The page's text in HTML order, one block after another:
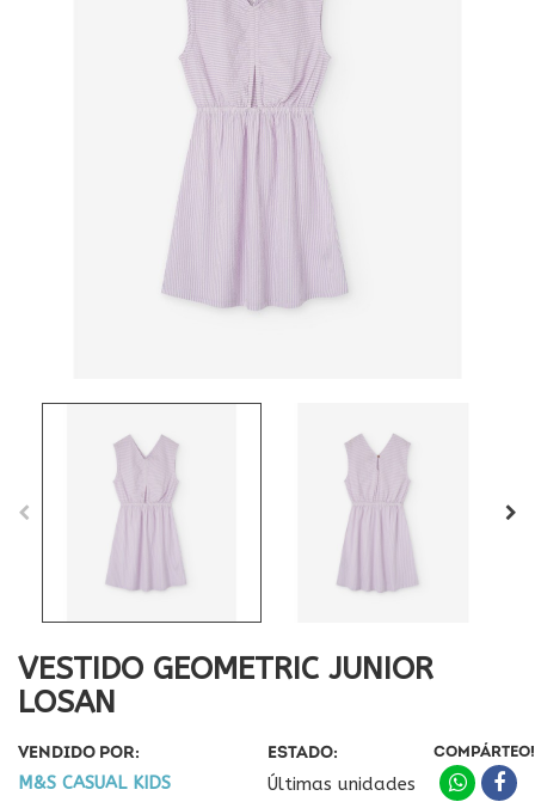
VESTIDO GEOMETRIC JUNIOR
LOSAN
VENDIDO POR:
M&S CASUAL KIDS
ESTADO:
Últimas unidades
COMPÁRTEO!